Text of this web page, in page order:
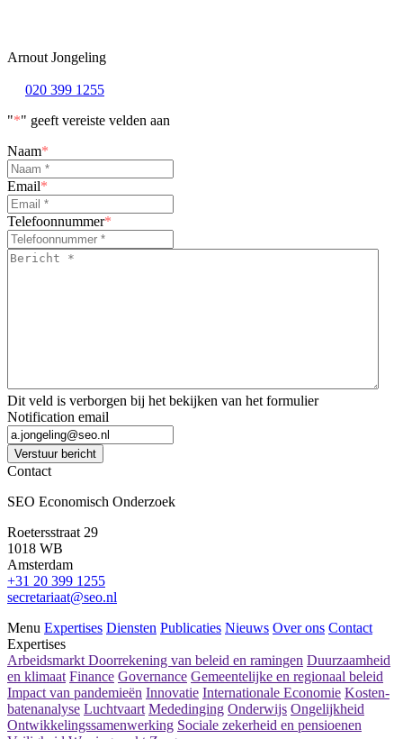
Arnout Jongeling
020 399 1255
"*" geeft vereiste velden aan
Naam*
Email*
Telefoonnummer*
Bericht
Dit veld is verborgen bij het bekijken van het formulier
Notification email
Verstuur bericht
Contact
SEO Economisch Onderzoek
Roetersstraat 29
1018 WB
Amsterdam
+31 20 399 1255
secretariaat@seo.nl
Menu Expertises Diensten Publicaties Nieuws Over ons Contact
Expertises
Arbeidsmarkt Doorrekening van beleid en ramingen Duurzaamheid
en klimaat Finance Governance Gemeentelijke en regionaal beleid
Impact van pandemieën Innovatie Internationale Economie Kosten-
batenanalyse Luchtvaart Mededinging Onderwijs Ongelijkheid
Ontwikkelingssamenwerking Sociale zekerheid en pensioenen